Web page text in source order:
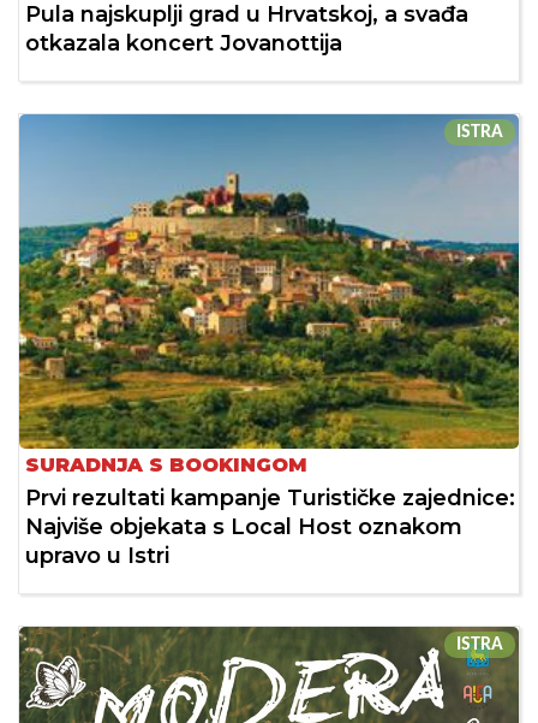
Pula najskuplji grad u Hrvatskoj, a svađa
otkazala koncert Jovanottija
ISTRA
SURADNJA S BOOKINGOM
Prvi rezultati kampanje Turističke zajednice:
Najviše objekata s Local Host oznakom
upravo u Istri
ISTRA